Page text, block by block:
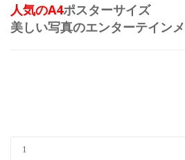
人気のA4ポスターサイズ
美しい写真のエンターテイン